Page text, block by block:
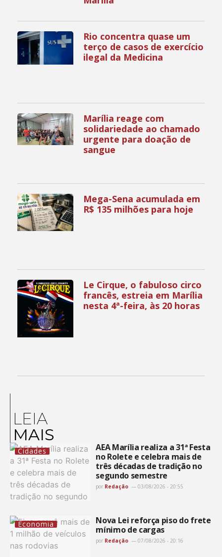
Rio concentra quase um
terço de casos de exercício
ilegal da Medicina
Marília reage com
solidariedade ao chamado
urgente para doação de
sangue
Mega-Sena acumulada em
R$ 135 milhões para hoje
Le Cirque, o fabuloso circo
francês, estreia em Marília
nesta 4ª-feira, às 20 horas
LEIA
MAIS
Cidades
AEA Marília realiza a 31ª Festa
no Rolete e celebra mais de
três décadas de tradição no
segundo semestre
por Redação 03/08/2026 - 20:55
Economia
Nova Lei reforça piso do frete
mínimo de cargas
por Redação 07/08/2026 - 20:16